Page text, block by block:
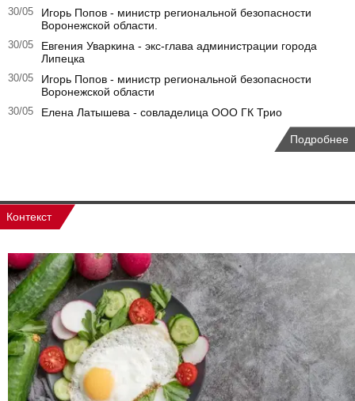
30/05
Игорь Попов - министр региональной безопасности
Воронежской области.
30/05
Евгения Уваркина - экс-глава администрации города
Липецка
30/05
Игорь Попов - министр региональной безопасности
Воронежской области
30/05 Елена Латышева - совладелица ООО ГК Трио
Подробнее
Контекст